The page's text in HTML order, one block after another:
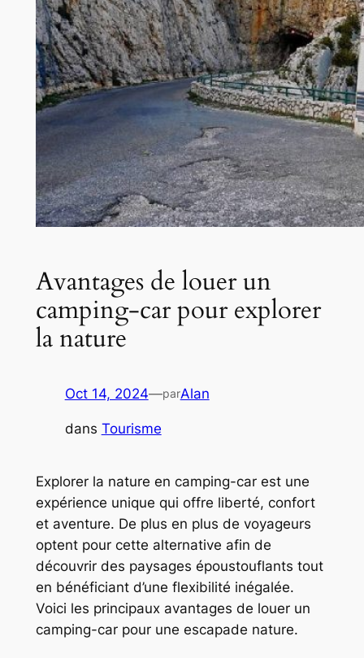
Avantages de louer un
camping-car pour explorer
la nature
Oct 14, 2024—parAlan
dans Tourisme
Explorer la nature en camping-car est une
expérience unique qui offre liberté, confort
et aventure. De plus en plus de voyageurs
optent pour cette alternative afin de
découvrir des paysages époustouflants tout
en bénéficiant d’une flexibilité inégalée.
Voici les principaux avantages de louer un
camping-car pour une escapade nature.